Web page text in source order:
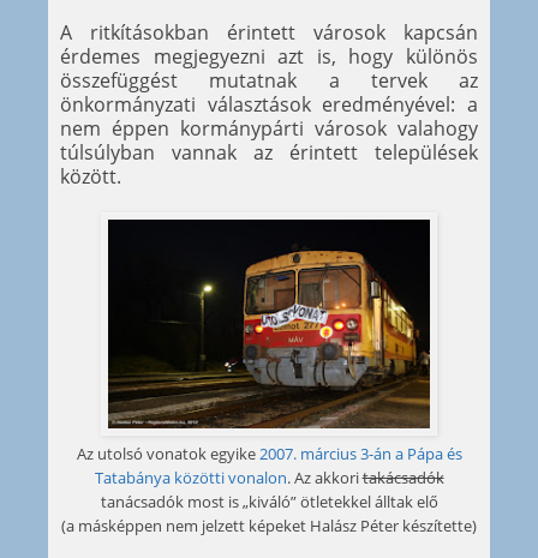
A ritkításokban érintett városok kapcsán
érdemes megjegyezni azt is, hogy különös
összefüggést mutatnak a tervek az
önkormányzati választások eredményével: a
nem éppen kormánypárti városok valahogy
túlsúlyban vannak az érintett települések
között.
Az utolsó vonatok egyike2007. március 3-án a Pápa és
Tatabánya közötti vonalon. Az akkoritakácsadók
tanácsadók most is „kiváló” ötletekkel álltak elő
(a másképpen nem jelzett képeket Halász Péter készítette)